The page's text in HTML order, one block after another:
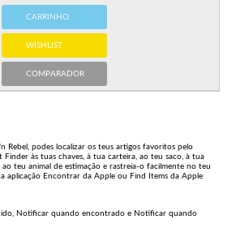
CARRINHO
WISHLIST
COMPARADOR
Rebel, podes localizar os teus artigos favoritos pelo
às tuas chaves, à tua carteira, ao teu saco, à tua
teu animal de estimação e rastreia-o facilmente no teu
aplicação Encontrar da Apple ou Find Items da Apple
Notificar quando encontrado e Notificar quando